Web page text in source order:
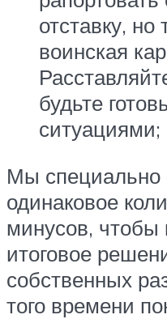
отставку,
воинская
будьте
ситуациями;
Мы специально
одинаковое
минусов,
итоговое
собственных
того времени